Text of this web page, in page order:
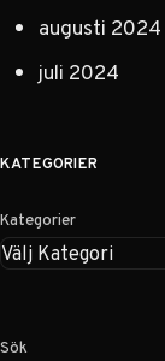
augusti 2024
juli 2024
KATEGORIER
Kategorier
Sök